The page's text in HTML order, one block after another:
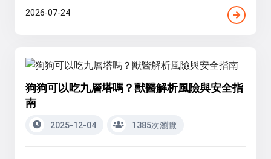
2026-07-24
狗狗可以吃九層塔嗎？獸醫解析風險與安全指
南
2025-12-04 1385次瀏覽